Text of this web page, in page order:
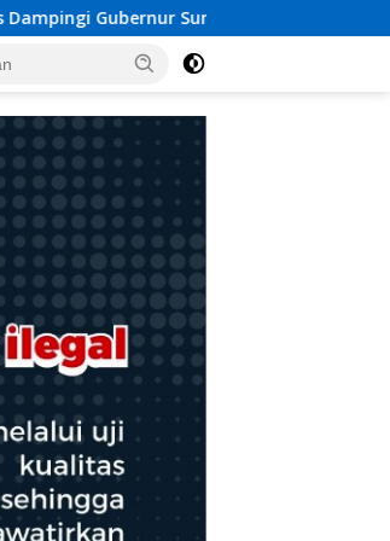
Nasution Tinjau Fasilitas Kesehatan dan